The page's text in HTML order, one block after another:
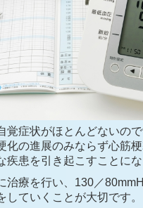
覚症状がほとんどないの
化の進展のみならず心筋
疾患を引き起こすことにな
治療を行い、130／
していくことが大切です。